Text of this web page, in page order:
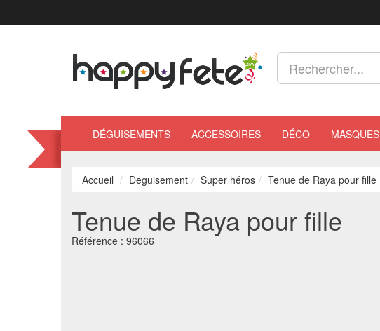
DÉGUISEMENTS ACCESSOIRES DÉCO MASQUES
Accueil Deguisement Super héros Tenue de Raya pour fille
Tenue de Raya pour fille
Référence : 96066